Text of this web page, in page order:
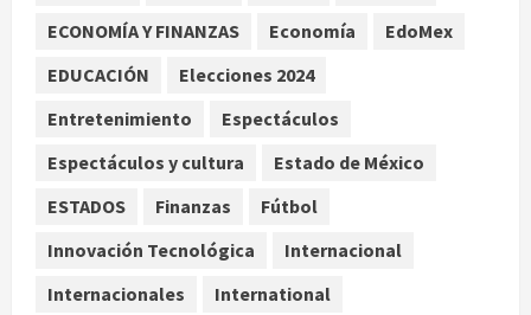
Turista muere ahogado en alberca
de hotel en Acapulco; familiares
personal capacitado
agosto 6, 2026
4
México gana arbitraje contra
más de 219 mdd por bonos de TV
ECONOMÍA Y FINANZAS Economía
EdoMex
EDUCACIÓN
Elecciones 2024
Entretenimiento
Espectáculos
Espectáculos y cultura
Estado de México
ESTADOS
Finanzas
Fútbol
Innovación Tecnológica
Internacional
Internacionales
International